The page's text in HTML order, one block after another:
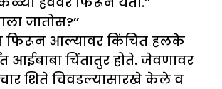
जातोस?’’
फिरून आल्यावर किंचित हलके
आईबाबा चिंतातुर होते. जेवणावर
शिते चिवडल्यासारखे केले व